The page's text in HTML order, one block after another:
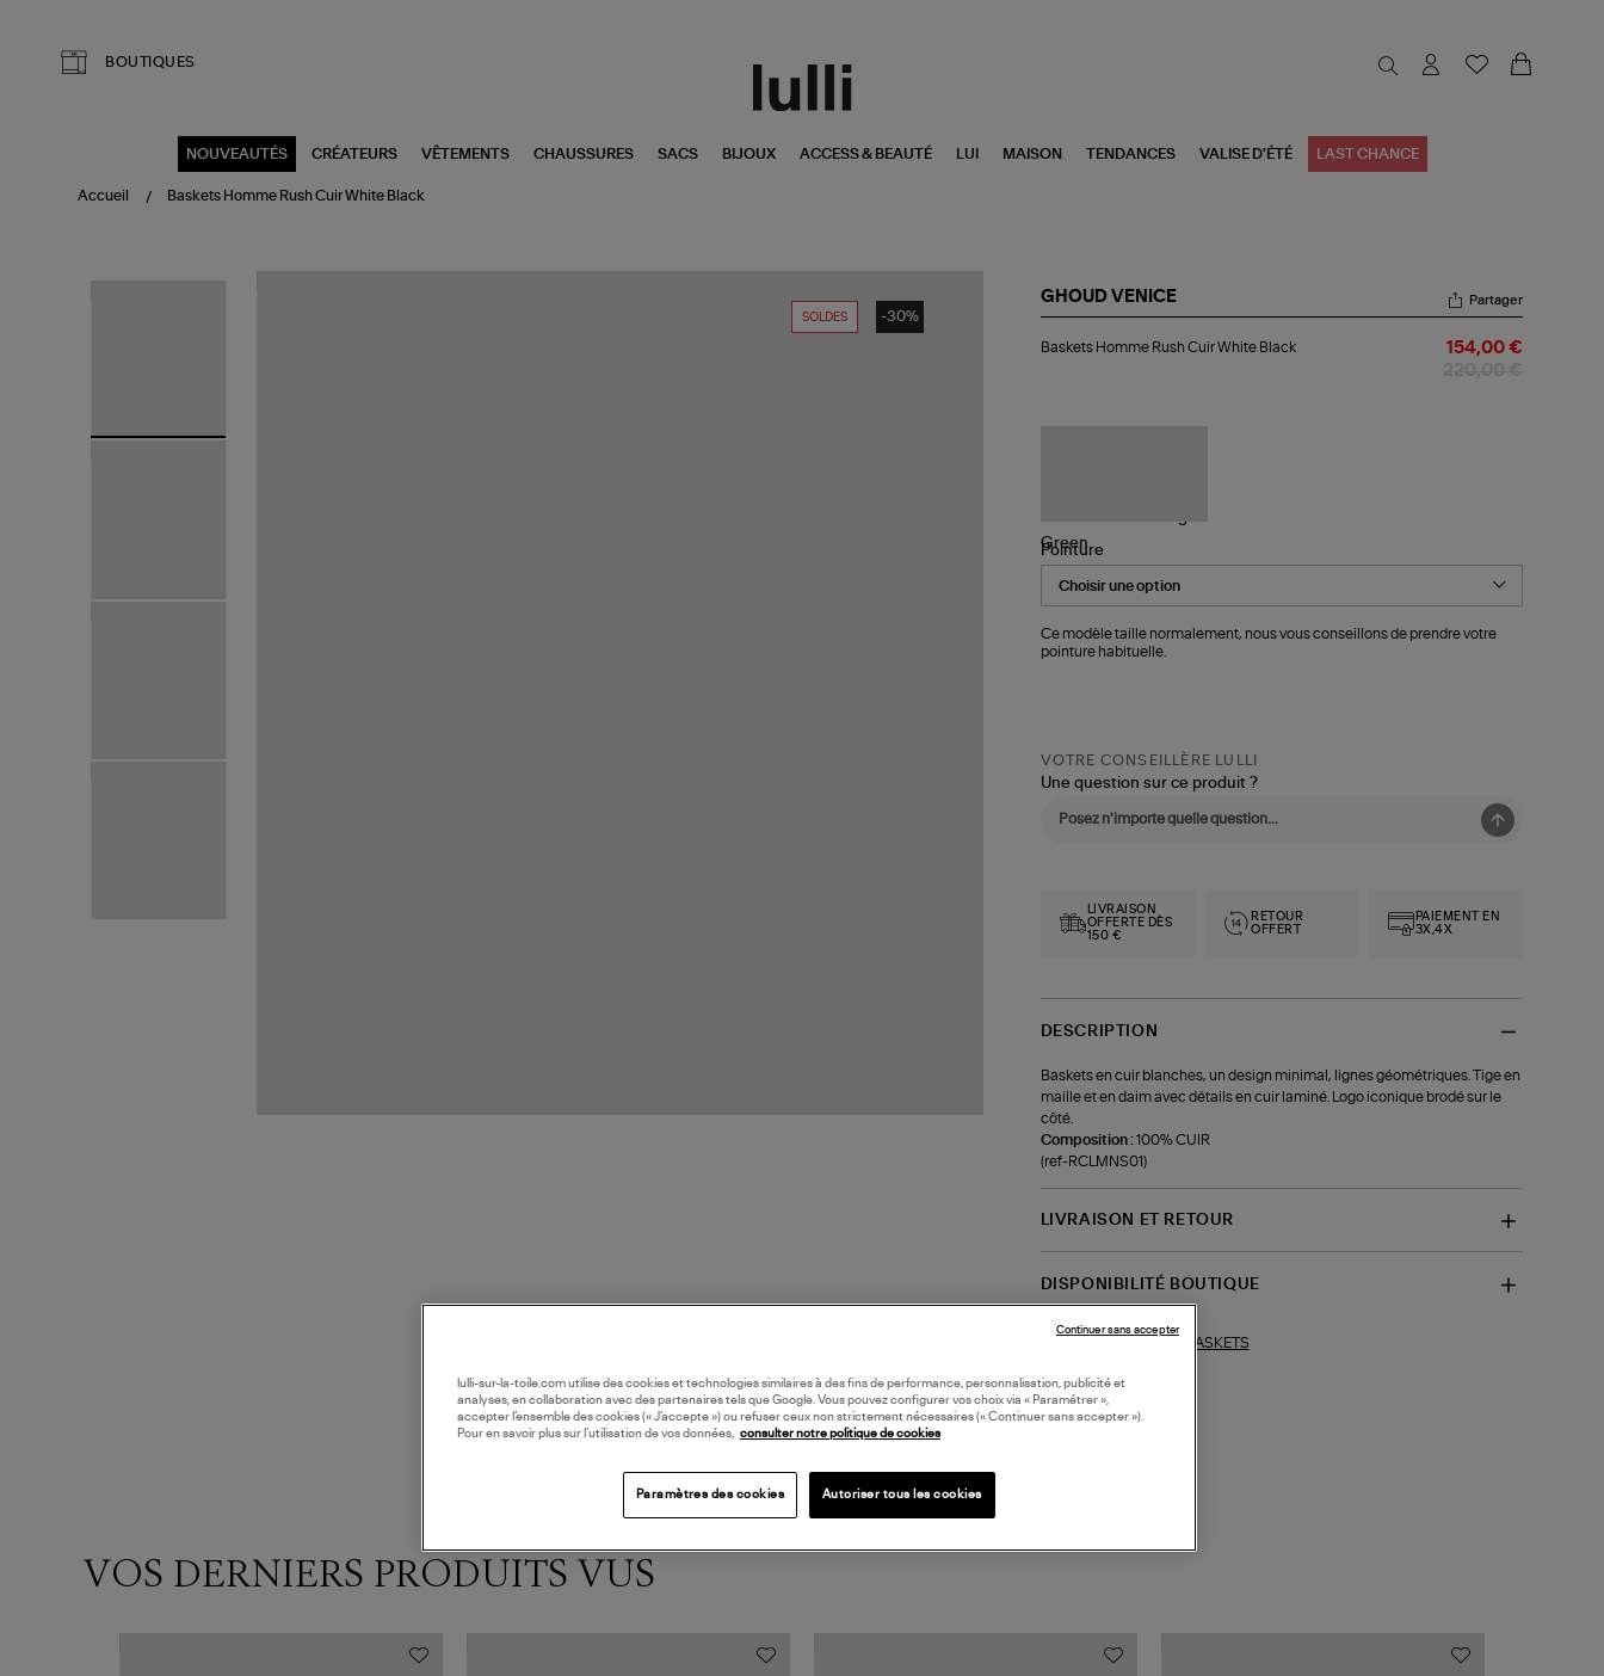
BOUTIQUES
NOUVEAUTÉS CRÉATEURS VÊTEMENTS CHAUSSURES SACS BIJOUX ACCESS & BEAUTÉ LUI MAISON TENDANCES VALISE D'ÉTÉ LAST CHANCE
Accueil Baskets Homme Rush Cuir White Black
SOLDES -30%
GHOUD VENICE
Homme
Partager
Baskets Homme Rush Cuir White Black 154,00 €
Pointure
Ce modèle taille normalement, nous vous conseillons de prendre votre
pointure habituelle.
VOTRE CONSEILLÈRE LULLI
Une question sur ce produit ?
LIVRAISON
OFFERTE DÈS
150 €
RETOUR
OFFERT
PAIEMENT EN
3X,4X
DESCRIPTION
Baskets en cuir blanches, un design minimal, lignes géométriques. Tige en
maille et en daim avec détails en cuir laminé. Logo iconique brodé sur le
côté.
Composition :100% CUIR
(ref-RCLMNS01)
LIVRAISON ET RETOUR
DISPONIBILITÉ BOUTIQUE
BASKETS
VOS DERNIERS PRODUITS VUS
lulli-sur-la-toile.com utilise des cookies et technologies similaires à des fins de performance, personnalisation, publicité et
analyses, en collaboration avec des partenaires tels que Google. Vous pouvez configurer vos choix via « Paramétrer »,
accepter l’ensemble des cookies (« J’accepte ») ou refuser ceux non strictement nécessaires (« Continuer sans accepter »).
Pour en savoir plus sur l’utilisation de vos données,
consulter notre politique de cookies
Paramètres des cookies Autoriser tous les cookies
Continuer sans accepter